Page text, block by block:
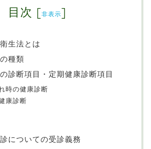
目次 [非表示]
生法とは
種類
診断項目・定期健康診断項目
時の健康診断
康診断
についての受診義務